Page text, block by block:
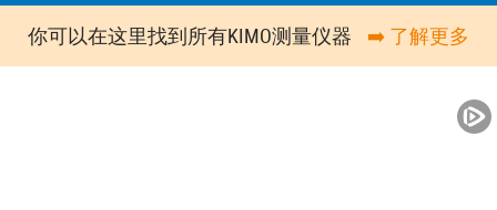
你可以在这里找到所有KIMO测量仪器 ➡️ 了解更多